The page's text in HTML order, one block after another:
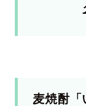
麦焼酎「